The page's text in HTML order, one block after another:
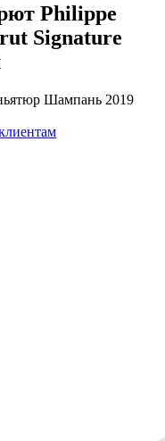
Philippe
Signature
Шампань 2019